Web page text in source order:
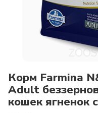
Корм Farmina
Adult
кошек ягненок